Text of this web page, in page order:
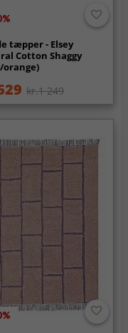
tæpper - Elsey
Cotton Shaggy
orange)
kr.1 249